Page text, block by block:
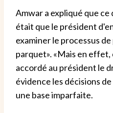
Amwar a expliqué que
était que le président
examiner le processus
parquet». «Mais en
accordé au président le
évidence les décisions
une base imparfaite.